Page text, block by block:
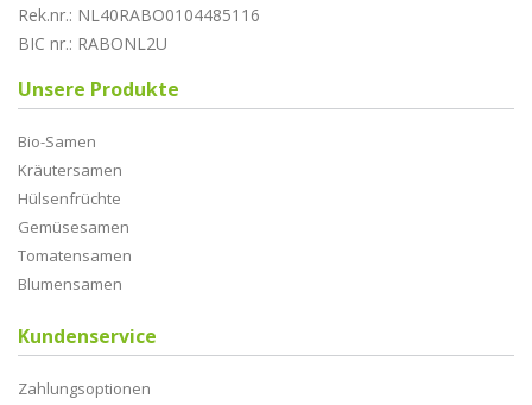
Rek.nr.: NL40RABO0104485116
BIC nr.: RABONL2U
Unsere Produkte
Bio-Samen
Kräutersamen
Hülsenfrüchte
Gemüsesamen
Tomatensamen
Blumensamen
Kundenservice
Zahlungsoptionen